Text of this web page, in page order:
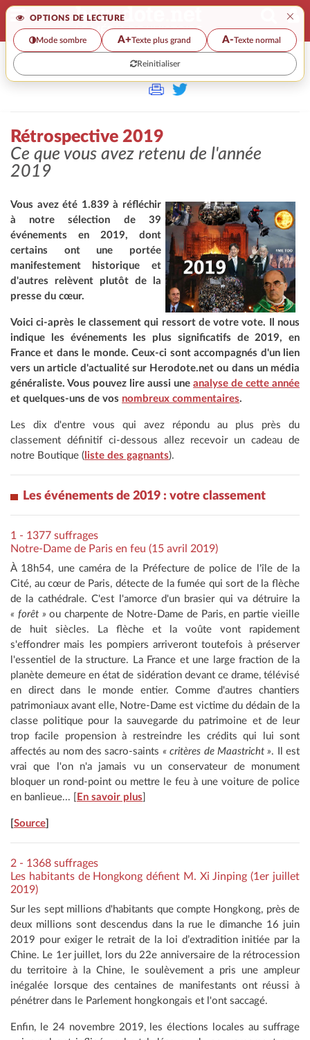
OPTIONS DE LECTURE ×
Mode sombre A+Texte plus grand A-Texte normal
Reinitialiser
>>
Rétrospective 2019
Ce que vous avez retenu de l'année
2019
Vous avez été 1.839 à réfléchir
à notre sélection de 39
événements en 2019, dont
certains ont une portée
manifestement historique et
d'autres relèvent plutôt de la
presse du cœur.
Voici ci-après le classement qui ressort de votre vote. Il nous
indique les événements les plus significatifs de 2019, en
France et dans le monde. Ceux-ci sont accompagnés d'un lien
vers un article d'actualité sur Herodote.net ou dans un média
généraliste. Vous pouvez lire aussi une analyse de cette année
et quelques-uns de vos nombreux commentaires.
Les dix d'entre vous qui avez répondu au plus près du
classement définitif ci-dessous allez recevoir un cadeau de
notre Boutique ( liste des gagnants).
Les événements de 2019 : votre classement
1 - 1377 suffrages
Notre-Dame de Paris en feu (15 avril 2019)
À 18h54, une caméra de la Préfecture de police de l'île de la
Cité, au cœur de Paris, détecte de la fumée qui sort de la flèche
de la cathédrale. C'est l'amorce d'un brasier qui va détruire la
« forêt » ou charpente de Notre-Dame de Paris, en partie vieille
de huit siècles. La flèche et la voûte vont rapidement
s'effondrer mais les pompiers arriveront toutefois à préserver
l'essentiel de la structure. La France et une large fraction de la
planète demeure en état de sidération devant ce drame, télévisé
en direct dans le monde entier. Comme d'autres chantiers
patrimoniaux avant elle, Notre-Dame est victime du dédain de la
classe politique pour la sauvegarde du patrimoine et de leur
trop facile propension à restreindre les crédits qui lui sont
affectés au nom des sacro-saints « critères de Maastricht ». Il est
vrai que l'on n'a jamais vu un conservateur de monument
bloquer un rond-point ou mettre le feu à une voiture de police
en banlieue... [
En savoir plus
Source
2 - 1368 suffrages
Les habitants de Hongkong défient M. Xi Jinping (1er juillet
2019)
Sur les sept millions d'habitants que compte Hongkong, près de
deux millions sont descendus dans la rue le dimanche 16 juin
2019 pour exiger le retrait de la loi d’extradition initiée par la
Chine. Le 1er juillet, lors du 22e anniversaire de la rétrocession
du territoire à la Chine, le soulèvement a pris une ampleur
inégalée lorsque des centaines de manifestants ont réussi à
pénétrer dans le Parlement hongkongais et l'ont saccagé.
Enfin, le 24 novembre 2019, les élections locales au suffrage